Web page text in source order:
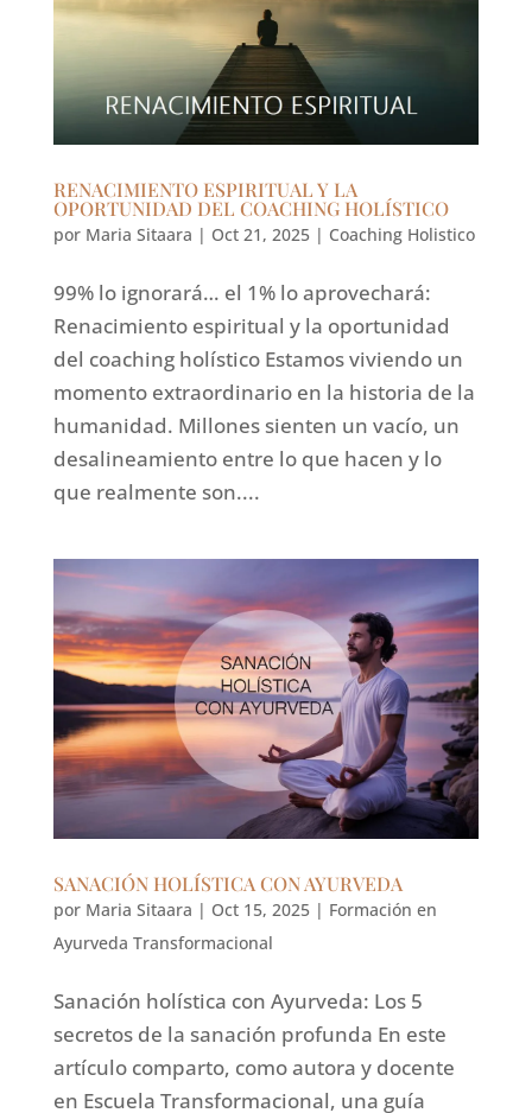
RENACIMIENTO ESPIRITUAL Y LA
OPORTUNIDAD DEL COACHING HOLÍSTICO
por Maria Sitaara | Oct 21, 2025| Coaching Holistico
99% lo ignorará… el 1% lo aprovechará:
Renacimiento espiritual y la oportunidad
del coaching holístico Estamos viviendo un
momento extraordinario en la historia de la
humanidad. Millones sienten un vacío, un
desalineamiento entre lo que hacen y lo
que realmente son....
SANACIÓN HOLÍSTICA CON AYURVEDA
por Maria Sitaara | Oct 15, 2025| Formación en
Ayurveda Transformacional
Sanación holística con Ayurveda: Los 5
secretos de la sanación profunda En este
artículo comparto, como autora y docente
en Escuela Transformacional, una guía